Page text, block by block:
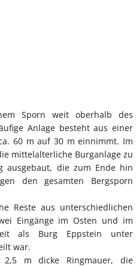
Sporn weit oberhalb des
Anlage besteht aus einer
60 m auf 30 m einnimmt. Im
mittelalterliche Burganlage zu
ausgebaut, die zum Ende hin
den gesamten Bergsporn
Reste aus unterschiedlichen
Eingänge im Osten und im
als Burg Eppstein unter
war.
m dicke Ringmauer, die